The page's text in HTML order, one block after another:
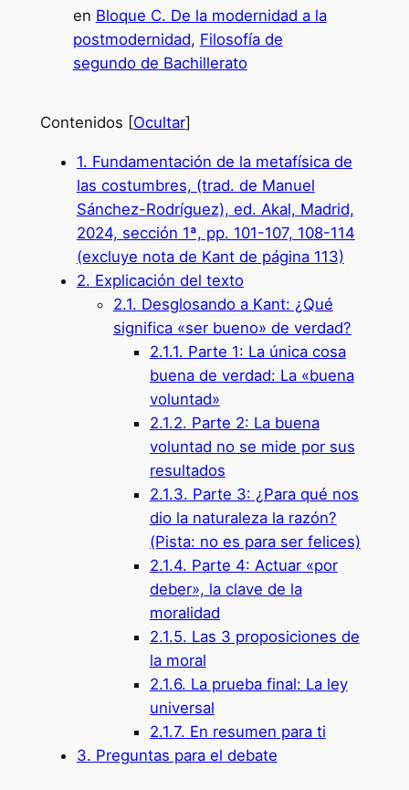
en Bloque C. De la modernidad a la
postmodernidad, Filosofía de
segundo de Bachillerato
Contenidos [Ocultar]
1. Fundamentación de la metafísica de
las costumbres, (trad. de Manuel
Sánchez-Rodríguez), ed. Akal, Madrid,
2024, sección 1ª, pp. 101-107, 108-114
(excluye nota de Kant de página 113)
2. Explicación del texto
2.1. Desglosando a Kant: ¿Qué
significa «ser bueno» de verdad?
2.1.1. Parte 1: La única cosa
buena de verdad: La «buena
voluntad»
2.1.2. Parte 2: La buena
voluntad no se mide por sus
resultados
2.1.3. Parte 3: ¿Para qué nos
dio la naturaleza la razón?
(Pista: no es para ser felices)
2.1.4. Parte 4: Actuar «por
deber», la clave de la
moralidad
2.1.5. Las 3 proposiciones de
la moral
2.1.6. La prueba final: La ley
universal
2.1.7. En resumen para ti
3. Preguntas para el debate